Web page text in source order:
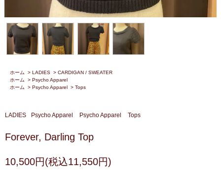
ホーム > LADIES > CARDIGAN / SWEATER
ホーム
> Psycho Apparel
ホーム
> Psycho Apparel > Tops
LADIES Psycho Apparel Psycho Apparel Tops
Forever, Darling Top
10,500円(税込11,550円)